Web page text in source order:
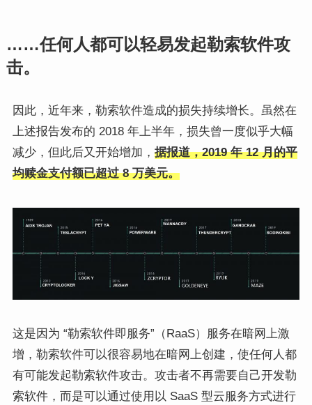
……任何人都可以轻易发起勒索软件攻
击。
因此，近年来，勒索软件造成的损失持续增长。虽然在
上述报告发布的 2018 年上半年，损失曾一度似乎大幅
减少，但此后又开始增加， 据报道，2019 年 12 月的平
均赎金支付额已超过 8 万美元。
这是因为 “勒索软件即服务”（RaaS）服务在暗网上激
增，勒索软件可以很容易地在暗网上创建，使任何人都
有可能发起勒索软件攻击。攻击者不再需要自己开发勒
索软件，而是可以通过使用以 SaaS 型云服务方式进行